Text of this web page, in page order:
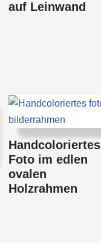
auf Leinwand
Handcoloriertes
Foto im edlen
ovalen
Holzrahmen